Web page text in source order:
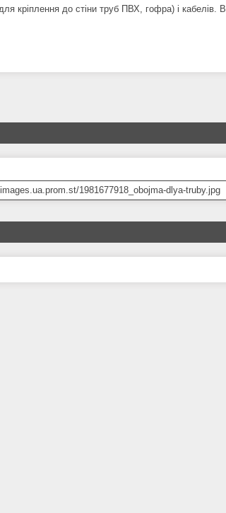
кріплення до стіни труб ПВХ, гофра) і кабелів. В
1981677918_obojma-dlya-truby.jpg